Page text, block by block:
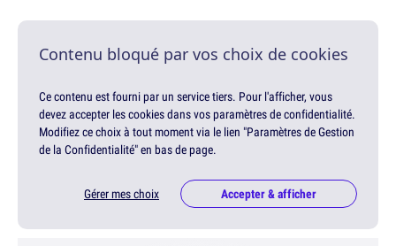
Contenu bloqué par vos choix de cookies
Ce contenu est fourni par un service tiers. Pour l'afficher, vous
devez accepter les cookies dans vos paramètres de confidentialité.
Modifiez ce choix à tout moment via le lien "Paramètres de Gestion
de la Confidentialité" en bas de page.
Gérer mes choix Accepter & afficher